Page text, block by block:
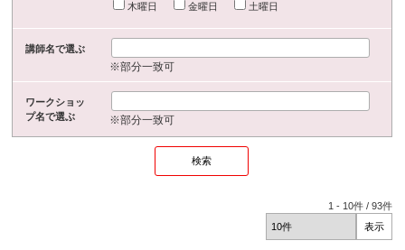
木曜日
金曜日 土曜日
講師名で選ぶ
※部分一致可
ワークショッ
プ名で選ぶ
※部分一致可
1 - 10件 /93件